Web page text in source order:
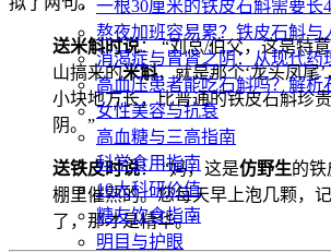
一根30厘米的铁皮石斛需要长
熬夜加班容易累？铁皮石斛
消渴症与胃肾之阴：从现代
高血压患者能吃石斛吗？解
女性美容与抗衰
高血糖与三高指南
科学食用指南
10大科研价值
糖友饮食指南
明目与护眼
送米斛时说： “刘总/伯父，这是特
山搞来的米斛，就是那个‘龙头凤尾
小块地方长，比普通的铁皮石斛珍
阴。”
送铁皮时说： “妈，这是仿野生的
棚里催熟的。您每天早上泡几颗，
了，那才是精华。”